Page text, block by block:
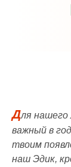
Для
важный в
твоим
наш Эдик,